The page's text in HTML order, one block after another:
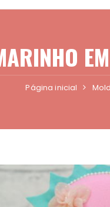
Página inicial